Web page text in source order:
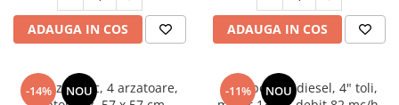
ADAUGA IN COS ADAUGA IN COS
-14% NOU
Aragaz rustic, 4 arzatoare,
-11% NOU
Motopompa diesel, 4" toli,